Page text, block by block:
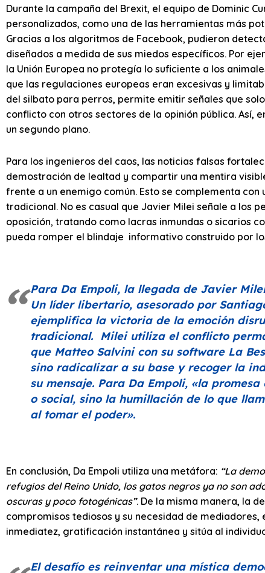
Durante la campaña del Brexit, el equipo de Dominic
personalizados, como una de las herramientas más
Gracias a los algoritmos de Facebook, pudieron
diseñados a medida de sus miedos específicos. Por
la Unión Europea no protegía lo suficiente a los
que las regulaciones europeas eran excesivas y
del silbato para perros, permite emitir señales que
conflicto con otros sectores de la opinión pública. Así,
un segundo plano.
Para los ingenieros del caos, las noticias falsas
demostración de lealtad y compartir una mentira
frente a un enemigo común. Esto se complementa
tradicional. No es casual que Javier Milei señale a los
oposición, tratando como lacras inmundas o sicarios
pueda romper el blindaje informativo construido por
Para Da Empoli, la llegada de Javier
Un líder libertario, asesorado por
ejemplifica la victoria de la emoción
tradicional. Milei utiliza el conflicto
que Matteo Salvini con su software La
sino radicalizar a su base y recoger la
su mensaje. Para Da Empoli, «la promesa
o social, sino la humillación de lo que
al tomar el poder».
En conclusión, Da Empoli utiliza una metáfora: “La
refugios del Reino Unido, los gatos negros ya no son
oscuras y poco fotogénicas”. De la misma manera, la
compromisos tediosos y su necesidad de
inmediatez, gratificación instantánea y sitúa al
El desafío es reinventar una mística